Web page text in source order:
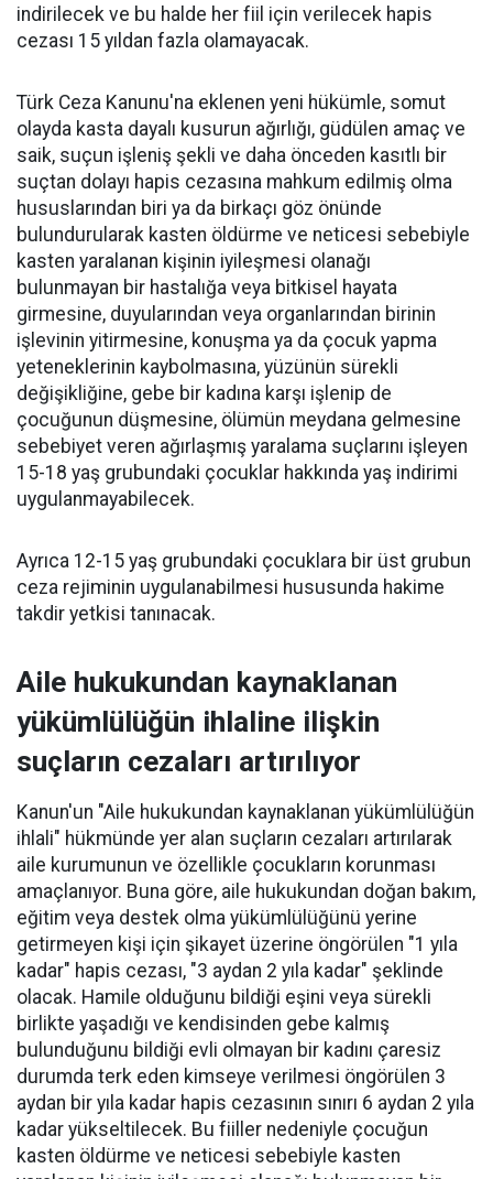
indirilecek ve bu halde her fiil için verilecek hapis
cezası 15 yıldan fazla olamayacak.
Türk Ceza Kanunu'na eklenen yeni hükümle, somut
olayda kasta dayalı kusurun ağırlığı, güdülen amaç ve
saik, suçun işleniş şekli ve daha önceden kasıtlı bir
suçtan dolayı hapis cezasına mahkum edilmiş olma
hususlarından biri ya da birkaçı göz önünde
bulundurularak kasten öldürme ve neticesi sebebiyle
kasten yaralanan kişinin iyileşmesi olanağı
bulunmayan bir hastalığa veya bitkisel hayata
girmesine, duyularından veya organlarından birinin
işlevinin yitirmesine, konuşma ya da çocuk yapma
yeteneklerinin kaybolmasına, yüzünün sürekli
değişikliğine, gebe bir kadına karşı işlenip de
çocuğunun düşmesine, ölümün meydana gelmesine
sebebiyet veren ağırlaşmış yaralama suçlarını işleyen
15-18 yaş grubundaki çocuklar hakkında yaş indirimi
uygulanmayabilecek.
Ayrıca 12-15 yaş grubundaki çocuklara bir üst grubun
ceza rejiminin uygulanabilmesi hususunda hakime
takdir yetkisi tanınacak.
Aile hukukundan kaynaklanan
yükümlülüğün ihlaline ilişkin
suçların cezaları artırılıyor
Kanun'un "Aile hukukundan kaynaklanan yükümlülüğün
ihlali" hükmünde yer alan suçların cezaları artırılarak
aile kurumunun ve özellikle çocukların korunması
amaçlanıyor. Buna göre, aile hukukundan doğan bakım,
eğitim veya destek olma yükümlülüğünü yerine
getirmeyen kişi için şikayet üzerine öngörülen "1 yıla
kadar" hapis cezası, "3 aydan 2 yıla kadar" şeklinde
olacak. Hamile olduğunu bildiği eşini veya sürekli
birlikte yaşadığı ve kendisinden gebe kalmış
bulunduğunu bildiği evli olmayan bir kadını çaresiz
durumda terk eden kimseye verilmesi öngörülen 3
aydan bir yıla kadar hapis cezasının sınırı 6 aydan 2 yıla
kadar yükseltilecek. Bu fiiller nedeniyle çocuğun
kasten öldürme ve neticesi sebebiyle kasten